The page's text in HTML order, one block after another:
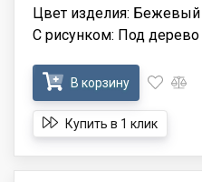
Цвет изделия: Бежевый
С рисунком: Под
В корзину
Купить в 1 клик